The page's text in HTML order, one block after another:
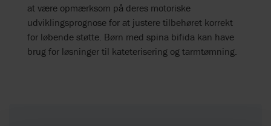
at være opmærksom på deres motoriske
udviklingsprognose for at justere tilbehøret korrekt
for løbende støtte. Børn med spina bifida kan have
brug for løsninger til kateterisering og tarmtømning.